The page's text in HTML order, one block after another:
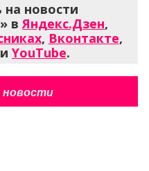
новости
вЯндекс.Дзен,
, Вконтакте,
и YouTube.
новости